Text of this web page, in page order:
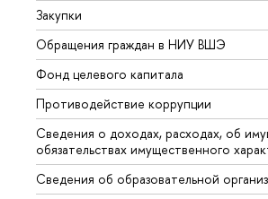
Закупки
Обращения граждан в НИУ ВШЭ
Фонд целевого капитала
Противодействие коррупции
Сведения о доходах, расходах, об
обязательствах имущественного
Сведения об образовательной